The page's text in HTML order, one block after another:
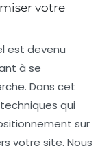
votre
est devenu
à se
Dans cet
qui
sur
votre site. Nous